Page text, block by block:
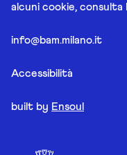
alcuni cookie, consulta
info@bam.milano.it
Accessibilità
built by Ensoul